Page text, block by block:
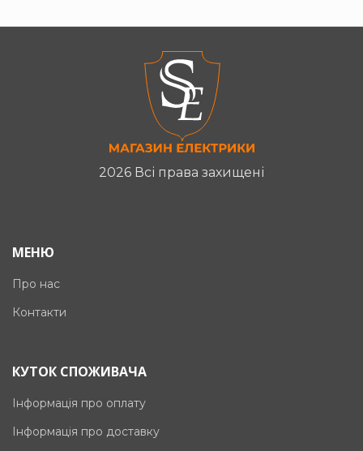
2026 Всі права захищені
МЕНЮ
Про нас
Контакти
КУТОК СПОЖИВАЧА
Інформація про оплату
Інформація про доставку